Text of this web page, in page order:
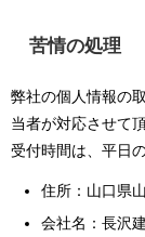
苦情の処理
弊社の個人情報の
当者が対応させて
受付時間は、平日
住所：山口県
会社名：長沢